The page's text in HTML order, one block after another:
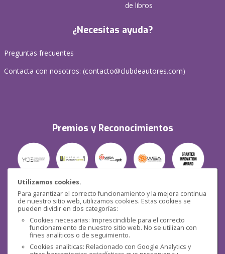
Utilizamos cookies.
Para garantizar el correcto funcionamiento y la mejora continua
de nuestro sitio web, utilizamos cookies. Estas cookies se
pueden dividir en dos categorías:
Cookies necesarias: Imprescindible para el correcto
funcionamiento de nuestro sitio web. No se utilizan con
fines analíticos o de seguimiento.
Cookies analíticas: Relacionado con Google Analytics y
de libros
¿Necesitas ayuda?
Preguntas frecuentes
Contacta con nosotros: (contacto@clubdeautores.com)
Premios y Reconocimientos
Seguridad